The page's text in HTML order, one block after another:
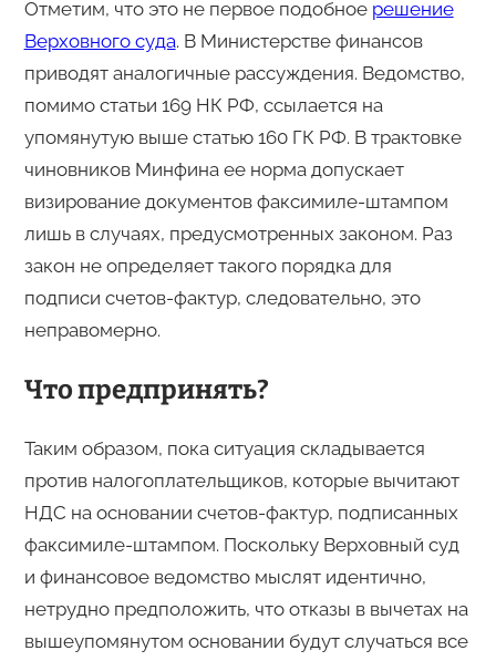
Отметим, что это не первое подобное решение
Верховного суда. В Министерстве финансов
приводят аналогичные рассуждения. Ведомство,
помимо статьи 169 НК РФ, ссылается на
упомянутую выше статью 160 ГК РФ. В трактовке
чиновников Минфина ее норма допускает
визирование документов факсимиле-штампом
лишь в случаях, предусмотренных законом. Раз
закон не определяет такого порядка для
подписи счетов-фактур, следовательно, это
неправомерно.
Что предпринять?
Таким образом, пока ситуация складывается
против налогоплательщиков, которые вычитают
НДС на основании счетов-фактур, подписанных
факсимиле-штампом. Поскольку Верховный суд
и финансовое ведомство мыслят идентично,
нетрудно предположить, что отказы в вычетах на
вышеупомянутом основании будут случаться все